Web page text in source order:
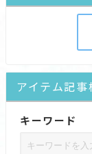
アイテム記事
キーワード